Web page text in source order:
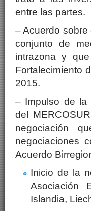
entre las partes.
– Acuerdo
conjunto de
intrazona y
Fortalecimiento
2015.
– Impulso de la
del
negociación
negociaciones
Acuerdo
Inicio de la
Asociación
Islandia,